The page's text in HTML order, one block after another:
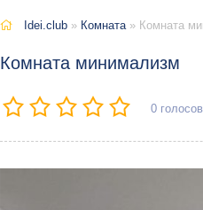
Idei.club » Комната» Комната
Комната минимализм
0 голосов